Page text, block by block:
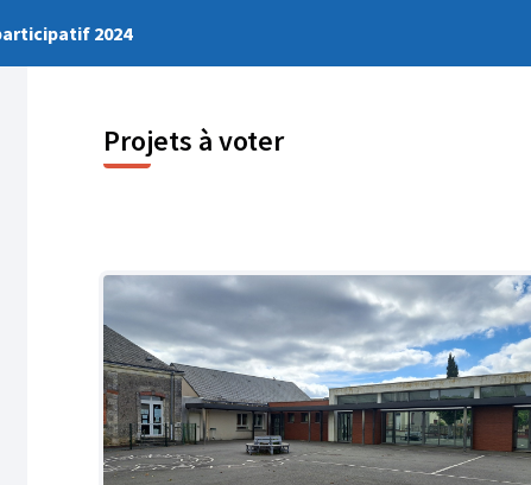
2024
Projets à voter